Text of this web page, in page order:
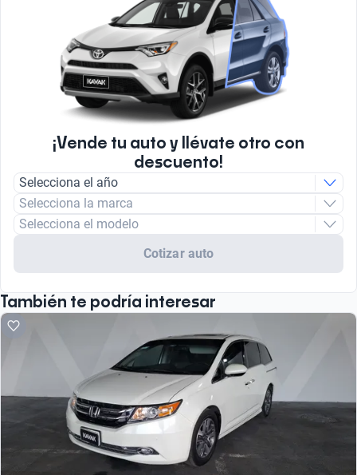
¡Vende tu auto y llévate otro con
descuento!
Selecciona el año
Selecciona la marca
Selecciona el modelo
Cotizar auto
También te podría interesar